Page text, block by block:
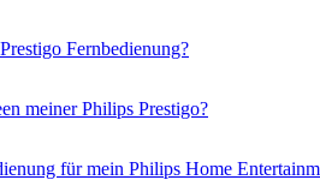
Fernbedienung?
meiner Philips Prestigo?
für mein Philips Home